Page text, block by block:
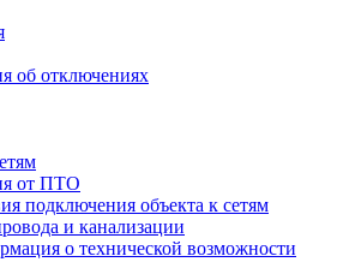
об отключениях
от ПТО
подключения объекта к сетям
и канализации
о технической возможности